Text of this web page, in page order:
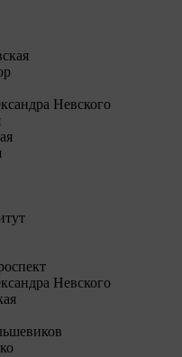
Невского
Невского